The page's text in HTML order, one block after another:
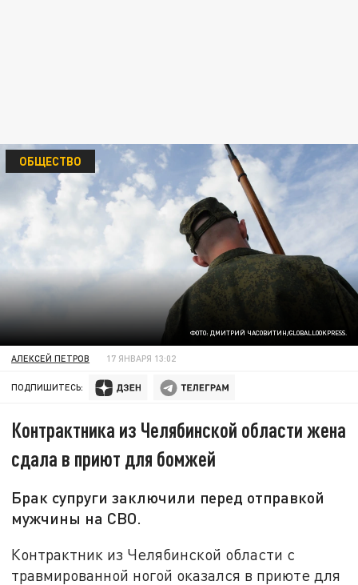
ФОТО: ДМИТРИЙ ЧАСОВИТИН/GLOBALLOOKPRESS.
ОБЩЕСТВО
АЛЕКСЕЙ ПЕТРОВ 17 ЯНВАРЯ 13:02
ПОДПИШИТЕСЬ:
Контрактника из Челябинской области жена
сдала в приют для бомжей
Брак супруги заключили перед отправкой
мужчины на СВО.
Контрактник из Челябинской области с
травмированной ногой оказался в приюте для